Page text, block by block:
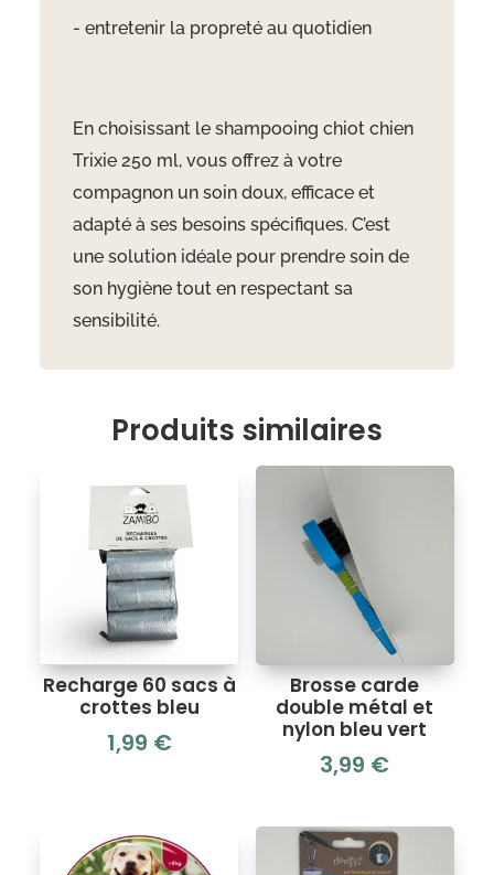
- entretenir la propreté au quotidien
En choisissant le shampooing chiot chien
Trixie 250 ml, vous offrez à votre
compagnon un soin doux, efficace et
adapté à ses besoins spécifiques. C’est
une solution idéale pour prendre soin de
son hygiène tout en respectant sa
sensibilité.
Produits similaires
Recharge 60 sacs à
crottes bleu
1,99 €
Brosse carde
double métal et
nylon bleu vert
3,99 €